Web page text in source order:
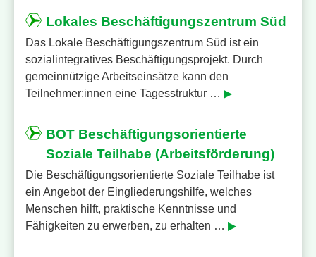
Lokales Beschäftigungszentrum Süd
Das Lokale Beschäftigungszentrum Süd ist ein
sozialintegratives Beschäftigungsprojekt. Durch
gemeinnützige Arbeitseinsätze kann den
Teilnehmer:innen eine Tagesstruktur … ▶
BOT Beschäftigungsorientierte
Soziale Teilhabe (Arbeitsförderung)
Die Beschäftigungsorientierte Soziale Teilhabe ist
ein Angebot der Eingliederungshilfe, welches
Menschen hilft, praktische Kenntnisse und
Fähigkeiten zu erwerben, zu erhalten … ▶